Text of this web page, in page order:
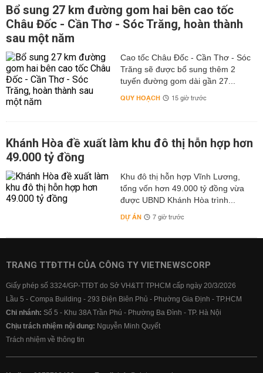
Bổ sung 27 km đường gom hai bên cao tốc
Châu Đốc - Cần Thơ - Sóc Trăng, hoàn thành
sau một năm
Cao tốc Châu Đốc - Cần Thơ - Sóc
Trăng sẽ được bổ sung thêm 2
tuyến đường gom dài gần 27...
QUY HOẠCH 15 giờ trước
Khánh Hòa đề xuất làm khu đô thị hỗn hợp hơn
49.000 tỷ đồng
Khu đô thị hỗn hợp Vĩnh Lương,
tổng vốn hơn 49.000 tỷ đồng vừa
được UBND Khánh Hòa trình...
DỰ ÁN 7 giờ trước
TRANG TTĐTTH CỦA CÔNG TY VIETNEWSCORP
Giấy phép số 3324/GP-TTĐT do Sở VH&TT TPHCM cấp ngày 20/3/2026
Lầu 5 - Compa Building - 293 Điện Biên Phủ - Phường Gia Định - TP.HCM
Chi nhánh: Số 5 - Khu 38A Trần Phú - Phường Ba Đình - TP. Hà Nội
Chịu trách nhiệm nội dung: Nguyễn Minh Quyết
Trách nhiệm về thông tin